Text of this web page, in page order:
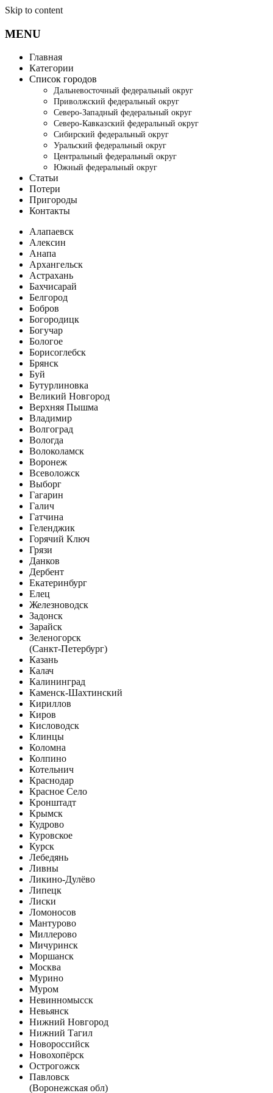
Skip to content
MENU
Главная
Категории
Список городов
Дальневосточный федеральный округ
Приволжский федеральный округ
Северо-Западный федеральный округ
Северо-Кавказский федеральный округ
Сибирский федеральный округ
Уральский федеральный округ
Центральный федеральный округ
Южный федеральный округ
Статьи
Потери
Пригороды
Контакты
Алапаевск
Алексин
Анапа
Архангельск
Астрахань
Бахчисарай
Белгород
Бобров
Богородицк
Богучар
Бологое
Борисоглебск
Брянск
Буй
Бутурлиновка
Великий Новгород
Верхняя Пышма
Владимир
Волгоград
Вологда
Волоколамск
Воронеж
Всеволожск
Выборг
Гагарин
Галич
Гатчина
Геленджик
Горячий Ключ
Грязи
Данков
Дербент
Екатеринбург
Елец
Железноводск
Задонск
Зарайск
Зеленогорск
(Санкт-Петербург)
Казань
Калач
Калининград
Каменск-Шахтинский
Кириллов
Киров
Кисловодск
Клинцы
Коломна
Колпино
Котельнич
Краснодар
Красное Село
Кронштадт
Крымск
Кудрово
Куровское
Курск
Лебедянь
Ливны
Ликино-Дулёво
Липецк
Лиски
Ломоносов
Мантурово
Миллерово
Мичуринск
Моршанск
Москва
Мурино
Муром
Невинномысск
Невьянск
Нижний Новгород
Нижний Тагил
Новороссийск
Новохопёрск
Острогожск
Павловск
(Воронежская обл)